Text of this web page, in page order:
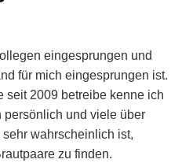
eingesprungen und
für mich eingesprungen ist.
seit 2009 betreibe kenne ich
und viele über
wahrscheinlich ist,
zu finden.